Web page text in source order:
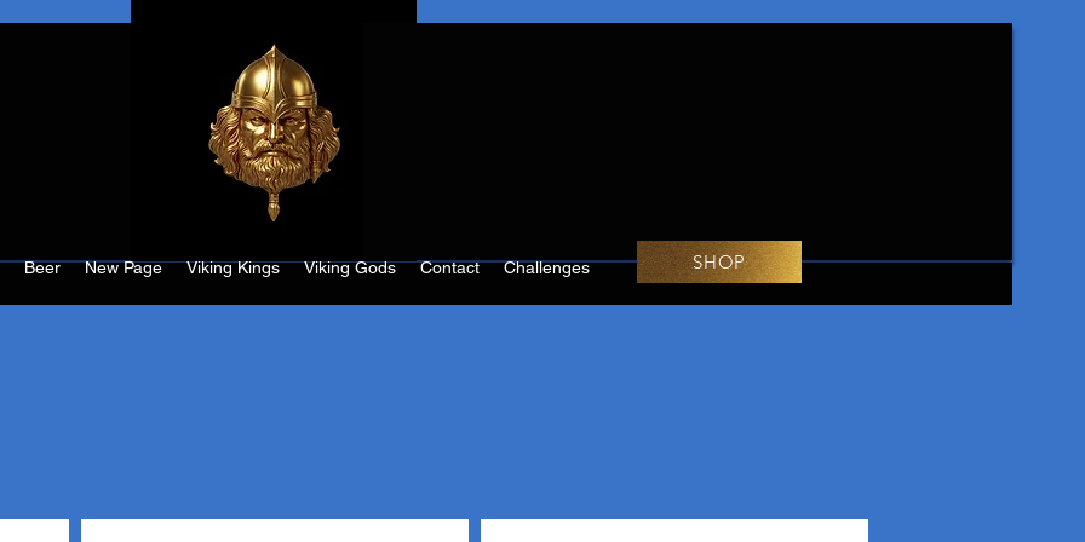
Beer New Page Viking Kings Viking Gods Contact Challenges SHOP